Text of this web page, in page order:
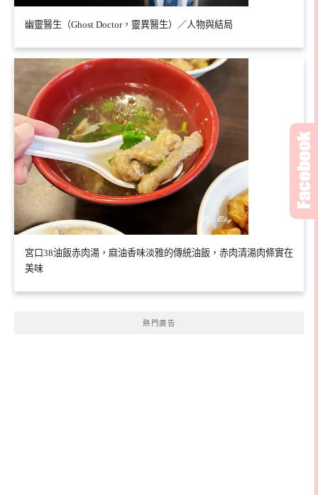
幽靈醫生（Ghost Doctor，靈異醫生）／人物與結局
宮口38油飯赤肉湯，麻油香味淡雅的傳統油飯，赤肉清湯肉條實在
美味
熱門廣告